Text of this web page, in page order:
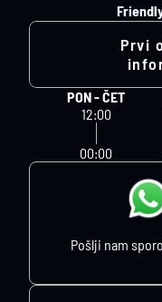
Prvi
PON - ČET
12:00
00:00
Pošlji nam